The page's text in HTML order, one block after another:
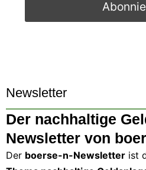
Newsletter
Der nachhaltige
Newsletter von
Der boerse-n-Newsletter ist